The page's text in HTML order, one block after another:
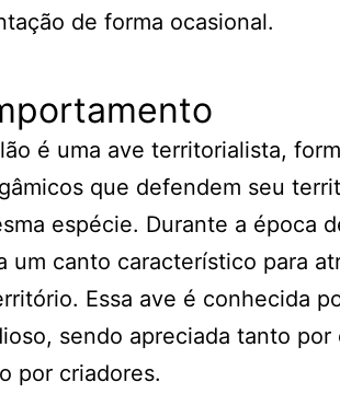
de forma ocasional.
é uma ave territorialista,
que defendem seu
espécie. Durante a época
um canto característico para
Essa ave é conhecida
sendo apreciada tanto
por criadores.